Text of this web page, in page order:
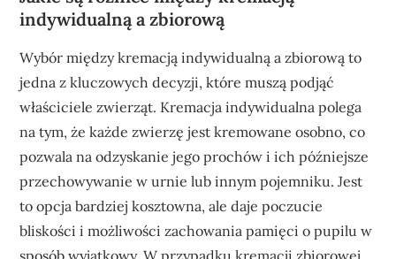
indywidualną a zbiorową
Wybór między kremacją indywidualną a zbiorową to
jedna z kluczowych decyzji, które muszą podjąć
właściciele zwierząt. Kremacja indywidualna polega
na tym, że każde zwierzę jest kremowane osobno, co
pozwala na odzyskanie jego prochów i ich późniejsze
przechowywanie w urnie lub innym pojemniku. Jest
to opcja bardziej kosztowna, ale daje poczucie
bliskości i możliwości zachowania pamięci o pupilu w
sposób wyjątkowy. W przypadku kremacji zbiorowej